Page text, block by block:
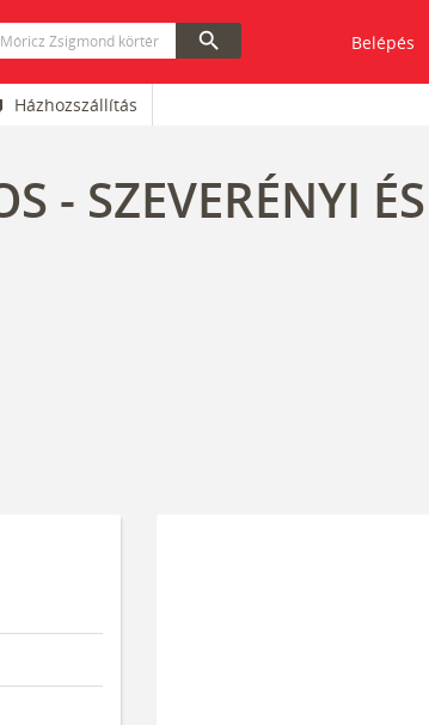
search Belépés
Házhozszállítás
- SZEVERÉNYI